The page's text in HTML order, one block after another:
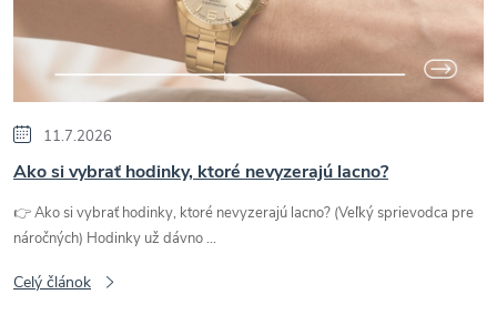
i
s
č
l
á
n
11.7.2026
Ako si vybrať hodinky, ktoré nevyzerajú lacno?
👉 Ako si vybrať hodinky, ktoré nevyzerajú lacno? (Veľký sprievodca pre
náročných) Hodinky už dávno ...
Celý článok